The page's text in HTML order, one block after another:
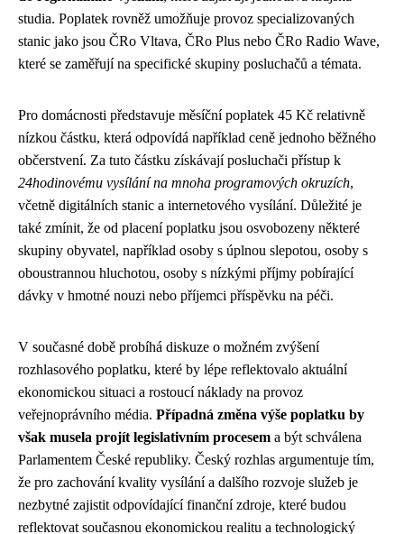
studia. Poplatek rovněž umožňuje provoz specializovaných
stanic jako jsou ČRo Vltava, ČRo Plus nebo ČRo Radio Wave,
které se zaměřují na specifické skupiny posluchačů a témata.
Pro domácnosti představuje měsíční poplatek 45 Kč relativně
nízkou částku, která odpovídá například ceně jednoho běžného
občerstvení. Za tuto částku získávají posluchači přístup k
24hodinovému vysílání na mnoha programových okruzích,
včetně digitálních stanic a internetového vysílání. Důležité je
také zmínit, že od placení poplatku jsou osvobozeny některé
skupiny obyvatel, například osoby s úplnou slepotou, osoby s
oboustrannou hluchotou, osoby s nízkými příjmy pobírající
dávky v hmotné nouzi nebo příjemci příspěvku na péči.
V současné době probíhá diskuze o možném zvýšení
rozhlasového poplatku, které by lépe reflektovalo aktuální
ekonomickou situaci a rostoucí náklady na provoz
veřejnoprávního média. Případná změna výše poplatku by
však musela projít legislativním procesem a být schválena
Parlamentem České republiky. Český rozhlas argumentuje tím,
že pro zachování kvality vysílání a dalšího rozvoje služeb je
nezbytné zajistit odpovídající finanční zdroje, které budou
reflektovat současnou ekonomickou realitu a technologický